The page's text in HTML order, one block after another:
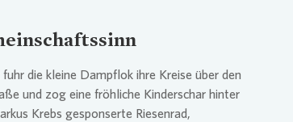
die kleine Dampflok ihre Kreise über den
und zog eine fröhliche Kinderschar hinter
Krebs gesponserte Riesenrad,